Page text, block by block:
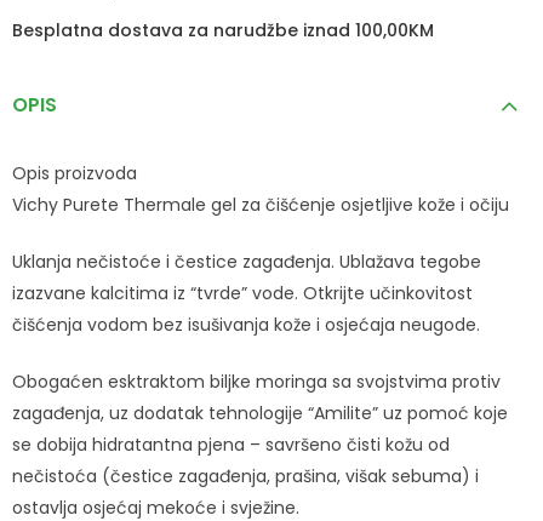
Besplatna dostava za narudžbe iznad 100,00KM
OPIS
Opis proizvoda
Vichy Purete Thermale gel za čišćenje osjetljive kože i očiju
Uklanja nečistoće i čestice zagađenja. Ublažava tegobe
izazvane kalcitima iz “tvrde” vode. Otkrijte učinkovitost
čišćenja vodom bez isušivanja kože i osjećaja neugode.
Obogaćen esktraktom biljke moringa sa svojstvima protiv
zagađenja, uz dodatak tehnologije “Amilite” uz pomoć koje
se dobija hidratantna pjena – savršeno čisti kožu od
nečistoća (čestice zagađenja, prašina, višak sebuma) i
ostavlja osjećaj mekoće i svježine.